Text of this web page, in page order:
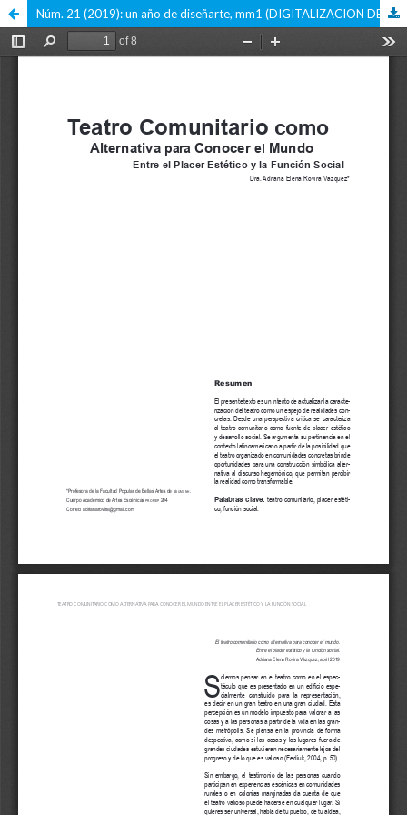
Núm. 21 (2019): un año de diseñarte, mm1 (DIGITALIZACION DE LA VERSION IMPRESA)